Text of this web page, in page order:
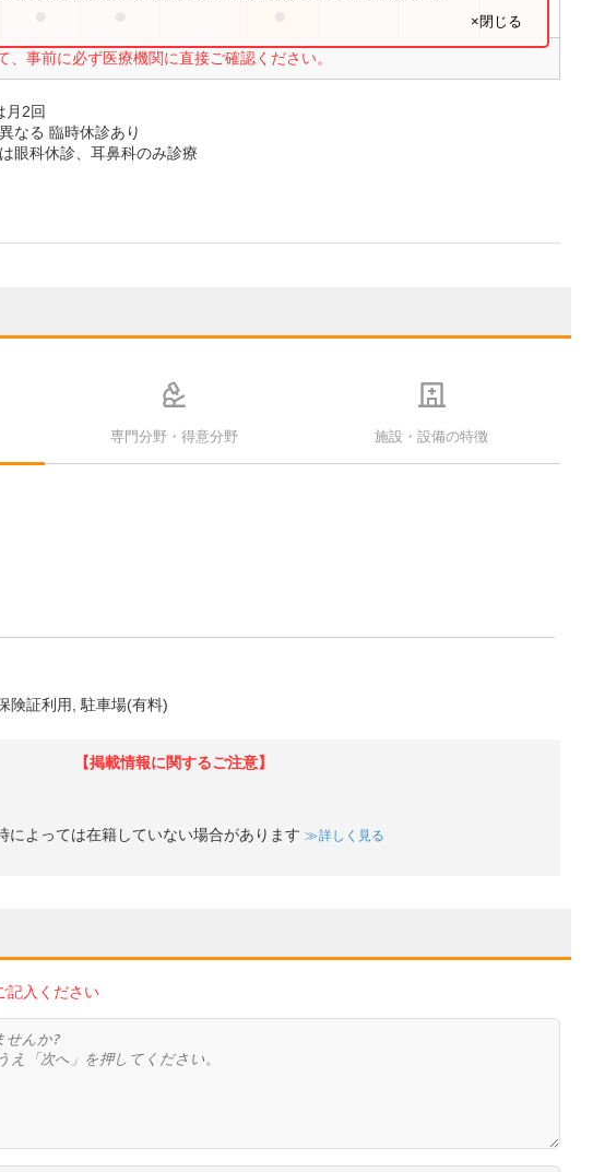
、事前に必ず医療機関に直接ご確認ください。
×閉じる
月2回
なる 臨時休診あり
眼科休診、耳鼻科のみ診療
専門分野・得意分野 施設・設備の特徴
険証利用 駐車場(有料)
【掲載情報に関するご注意】
によっては在籍していない場合があります 詳しく見る
記入ください